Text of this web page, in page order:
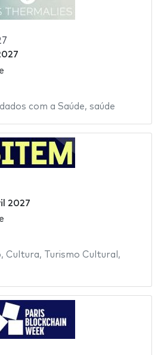
com a Saúde, saúde
2027
, Cultura, Turismo Cultural ,